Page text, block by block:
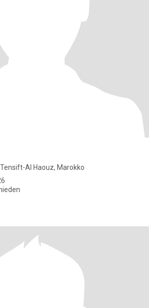
Al Haouz, Marokko